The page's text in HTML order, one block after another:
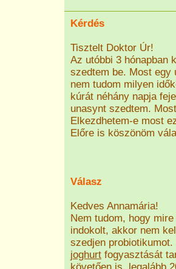
Kérdés
Tisztelt Doktor Úr!
Az utóbbi 3 hónapban
szedtem be. Most egy
nem tudom milyen
kúrát néhány napja
unasynt szedtem.
Elkezdhetem-e most
Előre is köszönöm
Válasz
Kedves Annamária!
Nem tudom, hogy
indokolt, akkor nem
szedjen
joghurt fogyasztását